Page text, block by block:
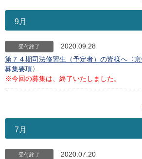
9月
受付終了
2020.09.28
第７４期司法修習生（予定者）の皆様へ〈
募集要項〉
※今回の募集は、終了いたしました。
7月
受付終了
2020.07.20